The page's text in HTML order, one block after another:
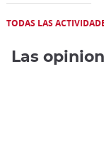
TODAS LAS
Las